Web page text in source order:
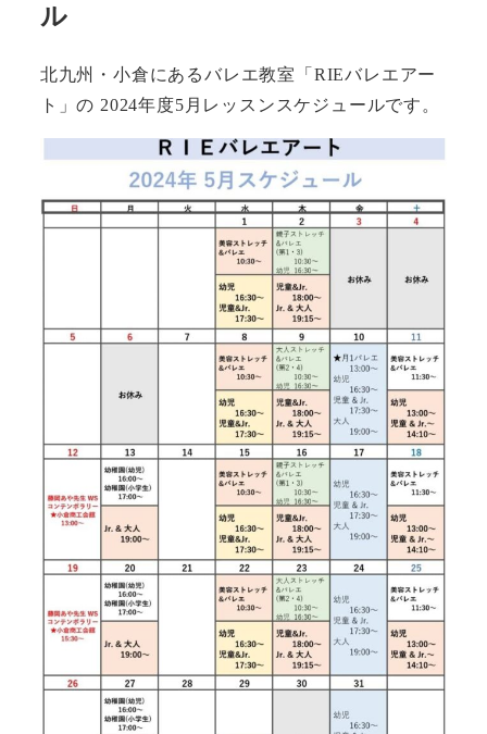
ル
北九州・小倉にあるバレエ教室「RIEバレエアー
ト」の 2024年度5月レッスンスケジュールです。